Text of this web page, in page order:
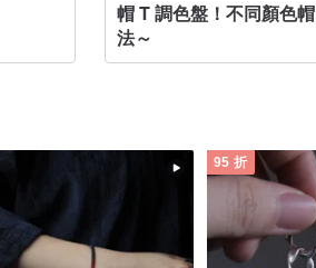
帽 T 調色盤！不同顏色
法～
95 折